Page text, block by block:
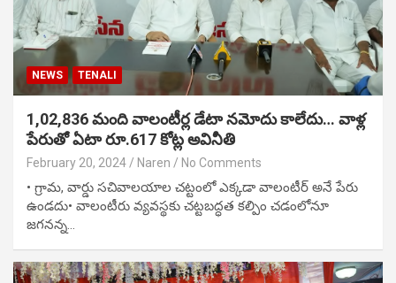
NEWS TENALI
1,02,836 మంది వాలంటీర్ల డేటా నమోదు కాలేదు… వాళ్ల
పేరుతో ఏటా రూ.617 కోట్ల అవినీతి
February 20, 2024 Naren No Comments
• గ్రామ, వార్డు సచివాలయాల చట్టంలో ఎక్కడా వాలంటీర్ అనే పేరు
ఉండదు• వాలంటీరు వ్యవస్థకు చట్టబద్ధత కల్పిం చడంలోనూ
జగనన్న…